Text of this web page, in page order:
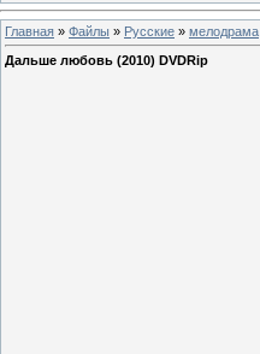
Главная » Файлы » Русские » мелодрама
Дальше любовь (2010) DVDRip